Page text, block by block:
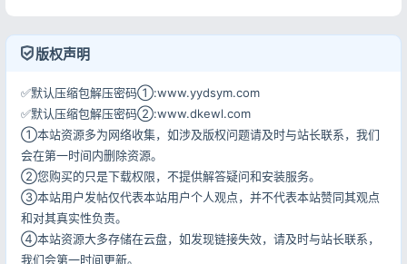
版权声明
✅默认压缩包解压密码①:www.yydsym.com
✅默认压缩包解压密码②:www.dkewl.com
①本站资源多为网络收集，如涉及版权问题请及时与站长联系，我们
会在第一时间内删除资源。
②您购买的只是下载权限，不提供解答疑问和安装服务。
③本站用户发帖仅代表本站用户个人观点，并不代表本站赞同其观点
和对其真实性负责。
④本站资源大多存储在云盘，如发现链接失效，请及时与站长联系，
我们会第一时间更新。